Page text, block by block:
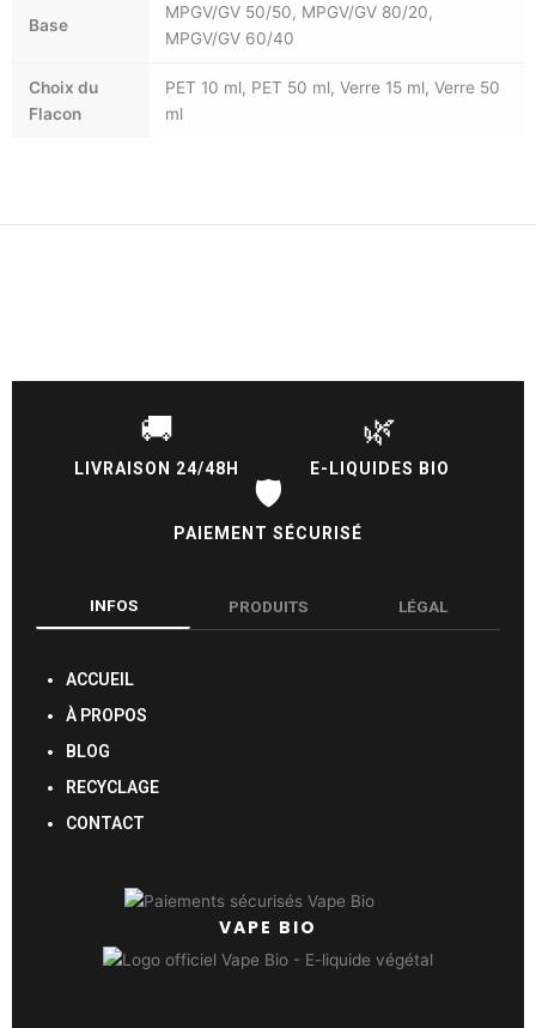
Base
MPGV/GV 50/50, MPGV/GV 80/20,
MPGV/GV 60/40
Choix du
Flacon
PET 10 ml, PET 50 ml, Verre 15 ml, Verre 50
ml
🚚
LIVRAISON 24/48H
🌿
E-LIQUIDES BIO
🛡️
PAIEMENT SÉCURISÉ
INFOS PRODUITS LÉGAL
ACCUEIL
À PROPOS
BLOG
RECYCLAGE
CONTACT
VAPE BIO